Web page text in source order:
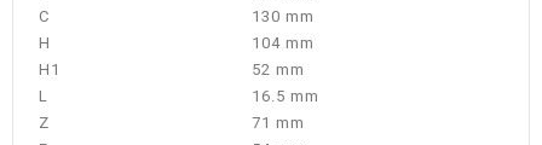
C
130 mm
H
104 mm
H1
52 mm
L
16.5 mm
Z
71 mm